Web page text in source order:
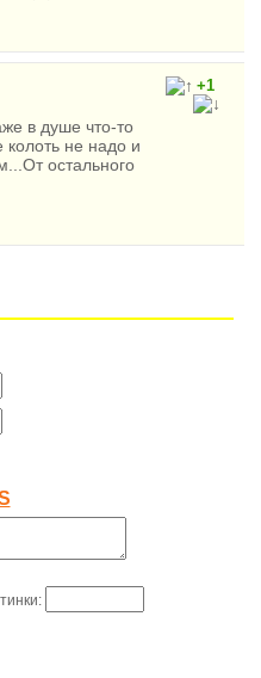
в душе что-то
не надо и
остального
+1